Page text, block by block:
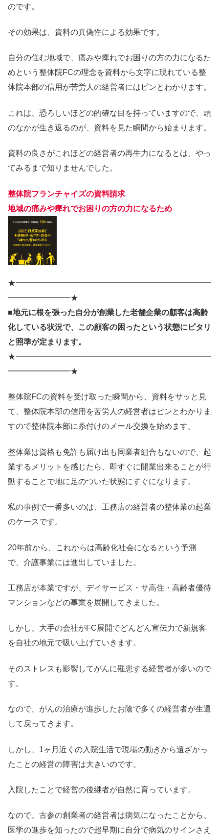
のです。
その効果は、資料の真偽性による効果です。
自分の住む地域で、痛みや痺れでお困りの方の力になるた
めという整体院FCの理念を資料から文字に現れている整
体院本部の信用が苦労人の経営者にはピンとわかります。
これは、恐ろしいほどの的確な目を持っていますので、頭
のなかが生き返るのが、資料を見た瞬間から始まります。
資料の良さがこれほどの経営者の再生力になるとは、やっ
てみるまで知りませんでした。
整体院フランチャイズの資料請求
地域の痛みや痺れでお困りの方の力になるため
★━━━━━━━━━━━━━━━━━━━━━━━━━
━━━━━━━━★
■地元に根を張った自分が創業した老舗企業の顧客は高齢
化している状況で、この顧客の困ったという状態にピタリ
と照準が定まります。
★━━━━━━━━━━━━━━━━━━━━━━━━━
━━━━━━━━★
整体院FCの資料を受け取った瞬間から、資料をサッと見
て、整体院本部の信用を苦労人の経営者はピンとわかりま
すので整体院本部に糸付けのメール交換を始めます。
整体業は資格も免許も届け出も同業者組合もないので、起
業するメリットを感じたら、即すぐに開業出来ることが行
動することで地に足のついた状態にすぐになります。
私の事例で一番多いのは、工務店の経営者の整体業の起業
のケースです。
20年前から、これからは高齢化社会になるという予測
で、介護事業には進出していました。
工務店が本業ですが、デイサービス・サ高住・高齢者優待
マンションなどの事業を展開してきました。
しかし、大手の会社がFC展開でどんどん宣伝力で新規客
を自社の地元で吸い上げていきます。
そのストレスも影響してがんに罹患する経営者が多いので
す。
なので、がんの治療が進歩したお陰で多くの経営者が生還
して戻ってきます。
しかし、1ヶ月近くの入院生活で現場の動きから遠ざかっ
たことの経営の障害は大きいのです。
入院したことで経営の後継者が自然に育っています。
なので、古参の創業者の経営者は病気になったことから、
医学の進歩を知ったので超早期に自分で病気のサインさえ